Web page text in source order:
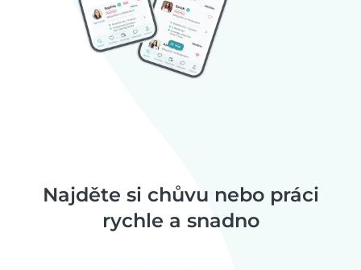
Najděte si chůvu nebo práci
rychle a snadno